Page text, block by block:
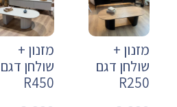
מזנון +
שולחן דגם
R250
מזנון +
שולחן דגם
R450